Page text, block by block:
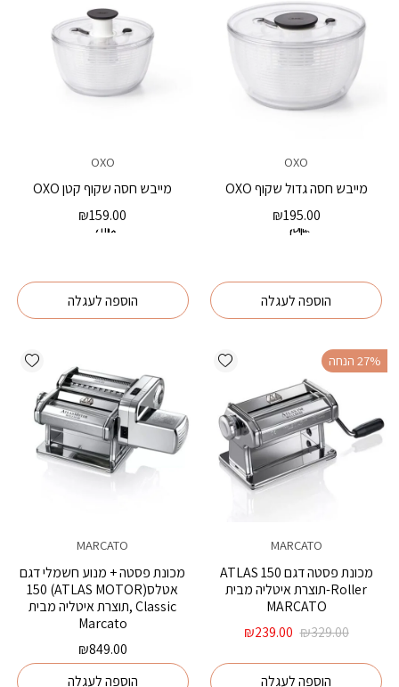
OXO
מייבש חסה גדול שקוף OXO
₪195.00
גודל קטן
הוספה לעגלה
OXO
מייבש חסה שקוף קטן OXO
₪159.00
גודל גדול
הוספה לעגלה
Add wishlist ‫27% הנחה
MARCATO
מכונת פסטה דגם 150 ATLAS
Roller-תוצרת איטליה מבית
MARCATO
₪329.00
המחיר
היה:
₪329.00.
₪239.00
הוא:
₪239.00.
הוספה לעגלה
MARCATO
מכונת פסטה + מנוע חשמלי דגם
אטלס(ATLAS MOTOR) 150
Classic ,תוצרת איטליה מבית
Marcato
₪849.00
הוספה לעגלה